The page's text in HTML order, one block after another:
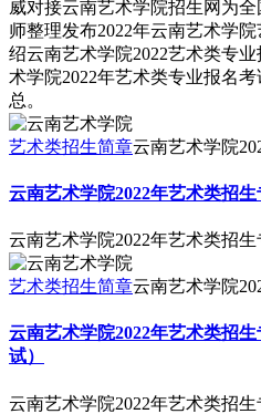
威对接云南艺术学院招生网为
师整理发布2022年云南艺术学
绍云南艺术学院2022艺术类专
术学院2022年艺术类专业报名
总。
艺术类招生简章云南艺术学院
云南艺术学院2022年艺术类招
云南艺术学院2022年艺术类招
艺术类招生简章云南艺术学院
云南艺术学院2022年艺术类招
试）
云南艺术学院2022年艺术类招